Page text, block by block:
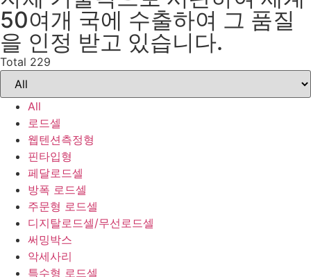
50여개 국에 수출하여 그 품질
을 인정 받고 있습니다.
Total 229
All
로드셀
웹텐션측정형
핀타입형
페달로드셀
방폭 로드셀
주문형 로드셀
디지탈로드셀/무선로드셀
써밍박스
악세사리
특수형 로드셀